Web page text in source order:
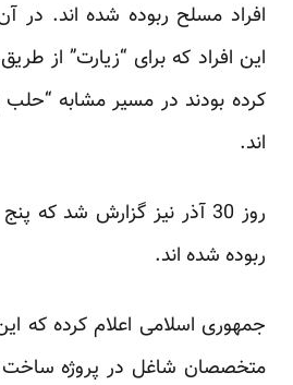
افراد مسلح ربوده شده اند. در
این افراد که برای “زیارت” از
کرده بودند در مسیر مشابه
اند.
روز 30 آذر نیز گزارش شد
ربوده شده اند.
جمهوری اسلامی اعلام کرده که
متخصصان شاغل در پروژه ساخت